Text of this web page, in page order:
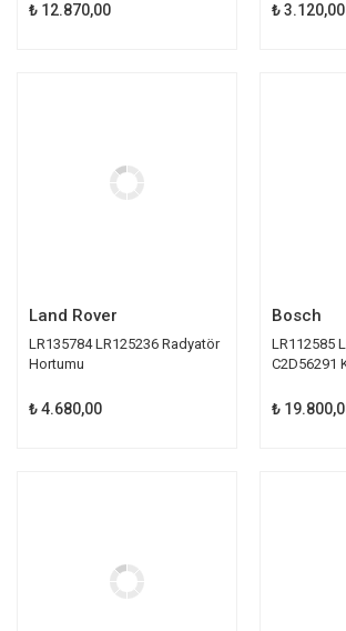
₺ 12.870,00 ₺ 3.120,00
Land Rover
LR135784 LR125236 Radyatör
Hortumu
₺ 4.680,00
Bosch
LR112585
C2D56291
₺